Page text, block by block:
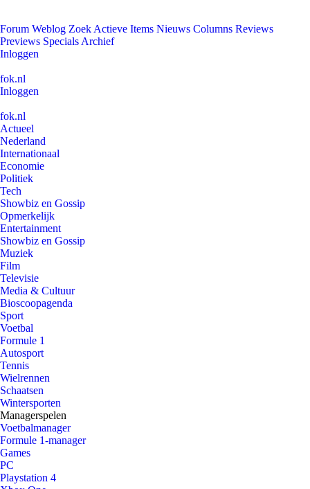
Forum Weblog Zoek Actieve Items Nieuws Columns Reviews
Previews Specials Archief
Inloggen
fok.nl
Inloggen
fok.nl
Actueel
Nederland
Internationaal
Economie
Politiek
Tech
Showbiz en Gossip
Opmerkelijk
Entertainment
Showbiz en Gossip
Muziek
Film
Televisie
Media & Cultuur
Bioscoopagenda
Sport
Voetbal
Formule 1
Autosport
Tennis
Wielrennen
Schaatsen
Wintersporten
Managerspelen
Voetbalmanager
Formule 1-manager
Games
PC
Playstation 4